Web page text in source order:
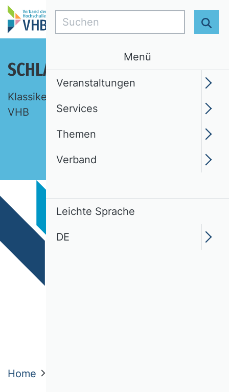
SCHLAGLICHTER DER BWL
Klassiker, Ideen, Begriffe. Eine Auswahl des
VHB
Home
Suchen
Menü
Veranstaltungen
Services
Themen
Verband
Leichte Sprache
DE